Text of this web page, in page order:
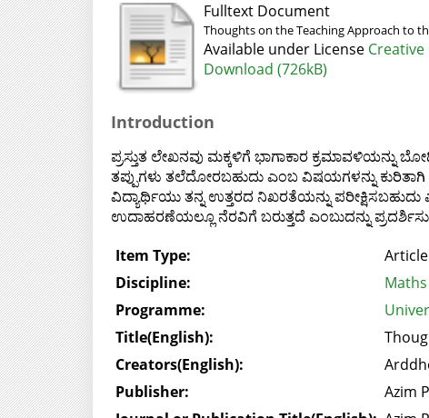
Fulltext Document
Thoughts on the Teaching Approach to
Available under License
Download (726kB)
Introduction
ಪ್ರಸ್ತುತ ಲೇಖನವು ಮಕ್ಕಳಿಗೆ ಭಾಗಾಕಾರ ಕ್ರಮಾವಳಿಯನ್ನು
ತಪ್ಪುಗಳು ತಲೆದೋರಬಹುದು ಎಂಬ ವಿಷಯಗಳನ್ನು
ವಿದ್ಯಾರ್ಥಿಯು ತನ್ನ ಉತ್ತರದ ನಿಖರತೆಯನ್ನು
ಉದಾಹರಣೆಯಲ್ಲೂ ನೆರವಿಗೆ ಬರುತ್ತದೆ ಎಂಬುದನ್ನು
Item Type:
Article
Discipline:
Programme:
Title(English):
Creators(English):
Publisher:
Azim